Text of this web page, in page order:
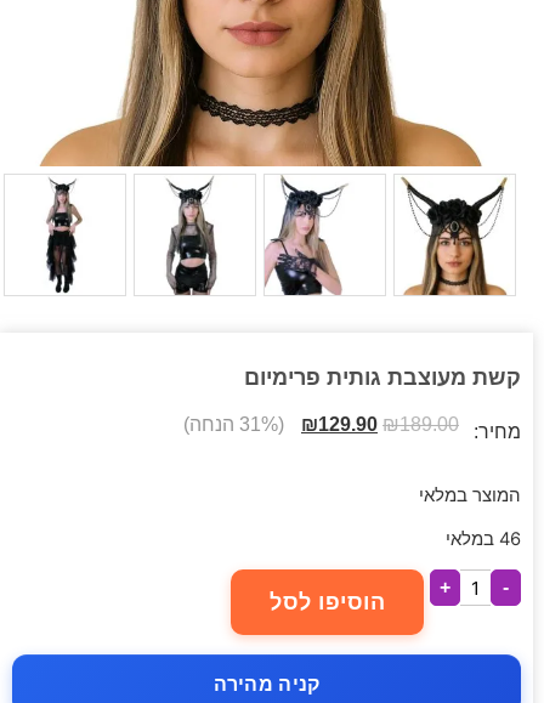
קשת מעוצבת גותית פרימיום
מחיר: ₪189.00
₪129.90 (31% הנחה)
המוצר במלאי
46 במלאי
-
+
הוסיפו לסל
קניה מהירה